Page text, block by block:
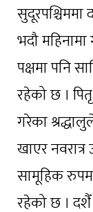
सुदूरपश्चिममा
भदौ
पक्षमा पनि
रहेको छ ।
गरेका
खाएर
सामूहिक
रहेको छ । दशैँ